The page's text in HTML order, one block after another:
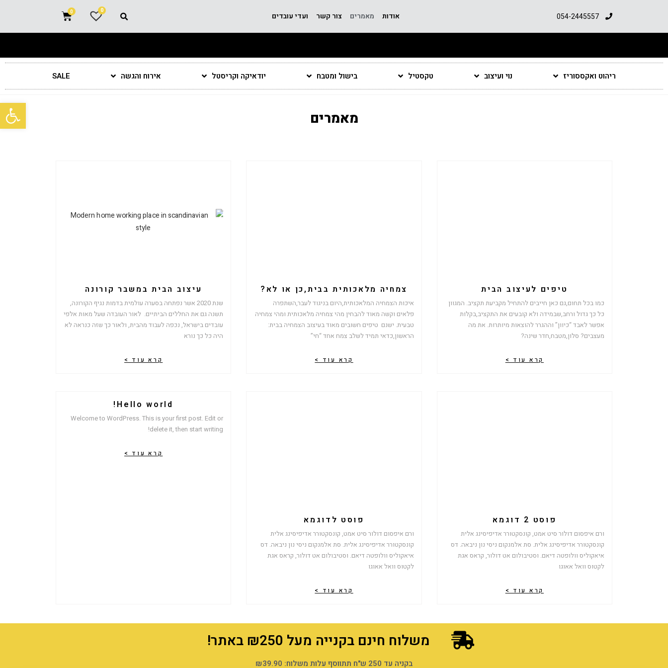
פתח סרגל נגישות
054-2445557 אודות מאמרים צור קשר ועדי עובדים
0
ריהוט ואקססוריז נוי ועיצוב טקסטיל בישול ומטבח יודאיקה וקריסטל אירוח והגשה SALE
מאמרים
טיפים לעיצוב הבית
כמו בכל תחום,גם כאן חייבים להתחיל מקביעת תקציב. המגוון
כל כך גדול ורחב,שבמידה ולא קובעים את התקציב,בקלות
אפשר לאבד “כיוון” וההגרר להוצאות מיותרות. את מה
מעצבים? סלון,מטבח,חדר שינה?
קרא עוד >
צמחיה מלאכותית בבית,כן או לא?
איכות הצמחיה המלאכותית,היום בניגוד לעבר,השתפרה
פלאים וקשה מאוד להבחין מהי צמחיה מלאכותית ומהי צמחיה
טבעית. ישנם טיפים חשובים מאוד בעיצוב הצמחיה בבית:
הראשון,כדאי תמיד לשלב צמח אחד “חי”
קרא עוד >
עיצוב הבית במשבר קורונה
שנת 2020 אשר נפתחה בסערה עולמית בדמות נגיף הקורונה,
תשנה גם את החללים הביתיים. לאור העובדה שעל מאות אלפי
עובדים בישראל, נכפה לעבוד מהבית, ולאור כך שזה כנראה לא
היה כל כך נורא
קרא עוד >
פוסט 2 דוגמא
ורם איפסום דולור סיט אמט, קונסקטורר אדיפיסינג אלית
קונסקטורר אדיפיסינג אלית. סת אלמנקום ניסי נון ניבאה. דס
איאקוליס וולופטה דיאם. וסטיבולום אט דולור, קראס אגת
לקטוס וואל אאוגו
קרא עוד >
פוסט לדוגמא
ורם איפסום דולור סיט אמט, קונסקטורר אדיפיסינג אלית
קונסקטורר אדיפיסינג אלית. סת אלמנקום ניסי נון ניבאה. דס
איאקוליס וולופטה דיאם. וסטיבולום אט דולור, קראס אגת
לקטוס וואל אאוגו
קרא עוד >
Hello world!
Welcome to WordPress. This is your first post. Edit or
delete it, then start writing!
קרא עוד >
משלוח חינם בקנייה מעל ₪250 באתר!
בקניה עד 250 ש"ח תתווסף עלות משלוח: ₪39.90